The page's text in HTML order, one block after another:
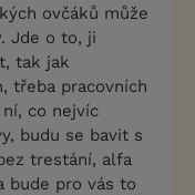
ovčáků může
Jde o to, ji
tak jak
třeba pracovních
co nejvíc
budu se bavit s
trestání, alfa
bude pro vás to